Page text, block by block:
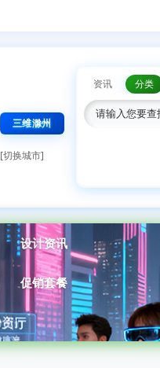
三维滁州
[切换城市]
资讯 分类
设计资讯
促销套餐